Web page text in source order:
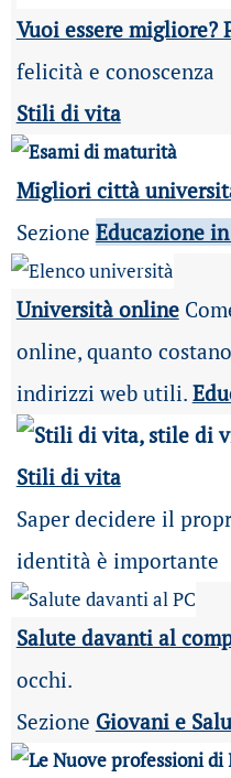
Vuoi essere migliore?
felicità e conoscenza
Stili di vita
Migliori città
Sezione Educazione
Università online
online, quanto
indirizzi web utili.
Stili di vita
Saper decidere il
identità è importante
Salute davanti al
occhi.
Sezione Giovani e